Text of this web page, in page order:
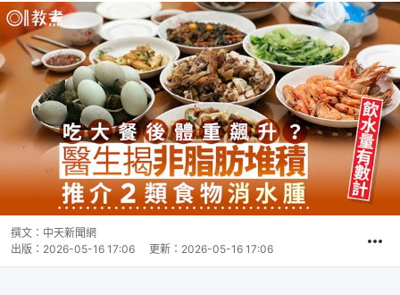
撰文： 中天新聞網
出版： 2026-05-16 17:06 更新： 2026-05-16 17:06